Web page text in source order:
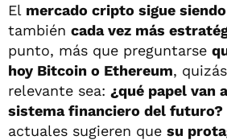
El mercado cripto sigue
también cada vez más
punto, más que preguntarse
hoy Bitcoin o Ethereum,
relevante sea: ¿qué papel van
sistema financiero del futuro?
actuales sugieren que su